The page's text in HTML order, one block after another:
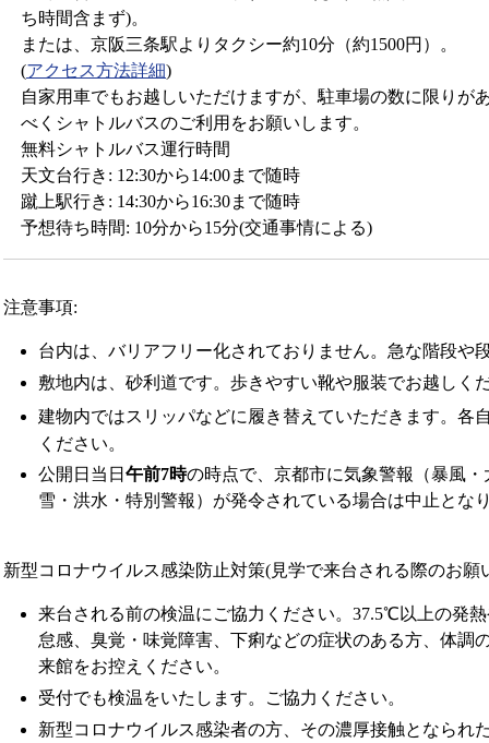
ち時間含まず)。
または、京阪三条駅よりタクシー約10分（約1500円）。
(アクセス方法詳細)
自家用車でもお越しいただけますが、駐車場の数に限りが
べくシャトルバスのご利用をお願いします。
無料シャトルバス運行時間
天文台行き: 12:30から14:00まで随時
蹴上駅行き: 14:30から16:30まで随時
予想待ち時間: 10分から15分(交通事情による)
注意事項:
台内は、バリアフリー化されておりません。急な階段や
敷地内は、砂利道です。歩きやすい靴や服装でお越しく
建物内ではスリッパなどに履き替えていただきます。各
ください。
公開日当日 午前7時の時点で、京都市に気象警報（暴風
雪・洪水・特別警報）が発令されている場合は中止とな
新型コロナウイルス感染防止対策(見学で来台される際のお願
来台される前の検温にご協力ください。37.5℃以上の発
怠感、臭覚・味覚障害、下痢などの症状のある方、体調
来館をお控えください。
受付でも検温をいたします。ご協力ください。
新型コロナウイルス感染者の方、その濃厚接触となられ